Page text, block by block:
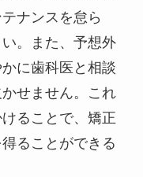
ナンスを怠ら
。また、予想外
に歯科医と相談
せません。これ
ることで、矯正
ることができる